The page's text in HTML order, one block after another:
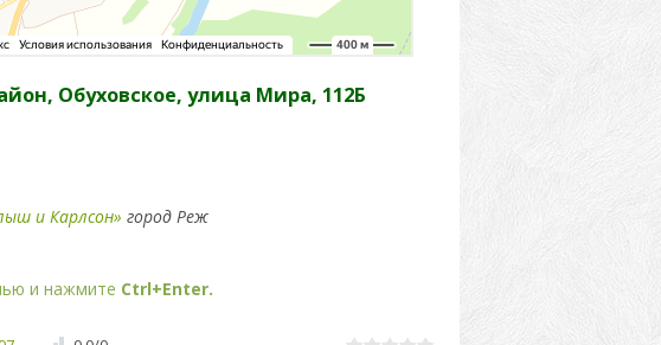
Обуховское, улица Мира, 112Б
и Карлсон» город Реж
и нажмите Ctrl+Enter.